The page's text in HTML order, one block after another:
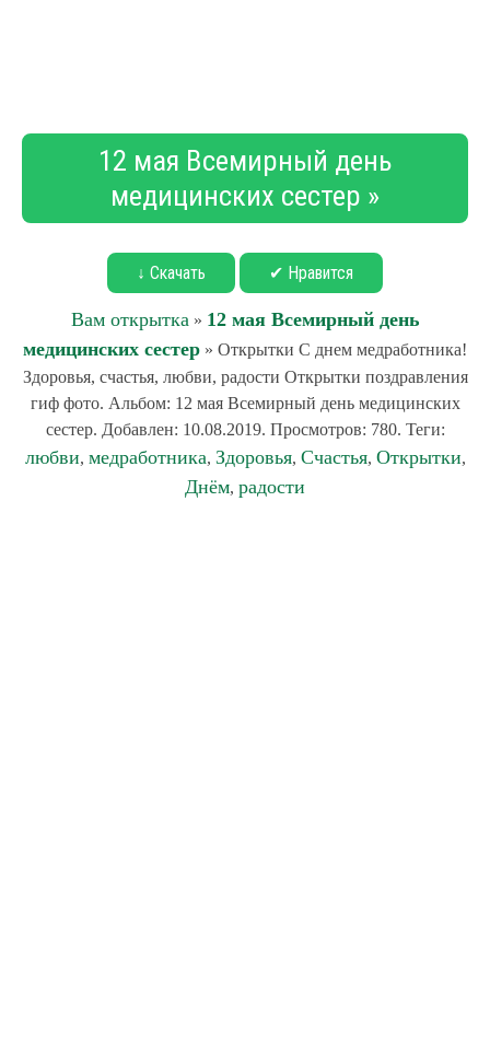
12 мая Всемирный день
медицинских сестер »
↓ Скачать ✔ Нравится
Вам открытка » 12 мая Всемирный день
медицинских сестер » Открытки С днем медработника!
Здоровья, счастья, любви, радости Открытки поздравления
гиф фото. Альбом: 12 мая Всемирный день медицинских
сестер. Добавлен: 10.08.2019. Просмотров: 780. Теги:
любви, медработника, Здоровья, Счастья, Открытки,
Днём, радости